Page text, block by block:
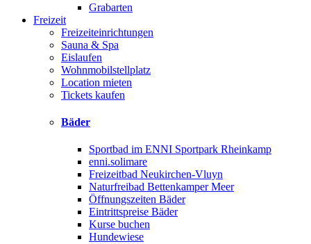
Grabarten
Freizeit
Freizeiteinrichtungen
Sauna & Spa
Eislaufen
Wohnmobilstellplatz
Location mieten
Tickets kaufen
Bäder
Sportbad im ENNI Sportpark Rheinkamp
enni.solimare
Freizeitbad Neukirchen-Vluyn
Naturfreibad Bettenkamper Meer
Öffnungszeiten Bäder
Eintrittspreise Bäder
Kurse buchen
Hundewiese